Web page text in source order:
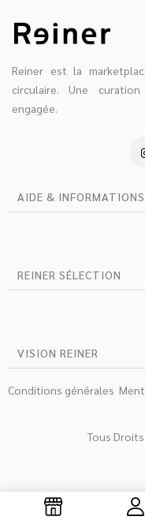
Reiner est la
circulaire. Une
engagée.
AIDE & INFORMATIONS
REINER SÉLECTION
VISION REINER
Conditions générales
Tous